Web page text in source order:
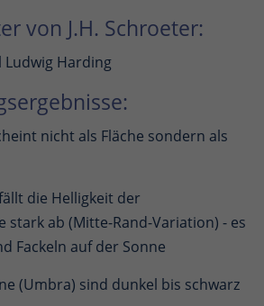
von J.H. Schroeter:
Ludwig Harding
nicht als Fläche sondern als
die Helligkeit der
stark ab (Mitte-Rand-Variation) - es
Fackeln auf der Sonne
(Umbra) sind dunkel bis schwarz